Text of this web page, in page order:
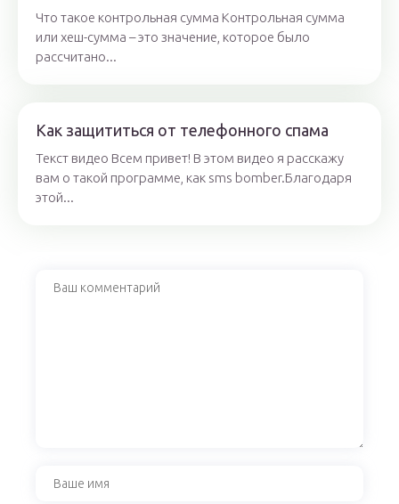
Что такое контрольная сумма Контрольная сумма
или хеш-сумма – это значение, которое было
рассчитано...
Как защититься от телефонного спама
Текст видео Всем привет! В этом видео я расскажу
вам о такой программе, как sms bomber.Благодаря
этой...